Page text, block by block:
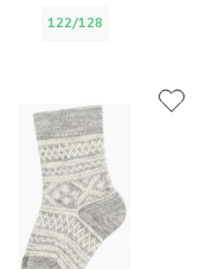
122/128